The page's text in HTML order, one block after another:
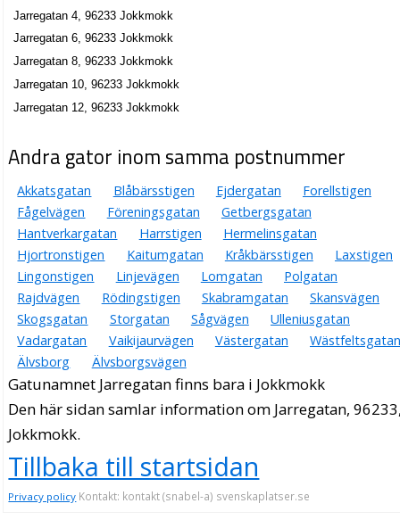
Jarregatan 4, 96233 Jokkmokk
Jarregatan 6, 96233 Jokkmokk
Jarregatan 8, 96233 Jokkmokk
Jarregatan 10, 96233 Jokkmokk
Jarregatan 12, 96233 Jokkmokk
Andra gator inom samma postnummer
Akkatsgatan Blåbärsstigen Ejdergatan
Forellstigen
Fågelvägen
Föreningsgatan
Getbergsgatan
Hantverkargatan
Harrstigen
Hermelinsgatan
Hjortronstigen
Kaitumgatan Kråkbärsstigen
Laxstigen
Lingonstigen
Linjevägen Lomgatan
Polgatan
Rajdvägen
Rödingstigen Skabramgatan
Skansvägen
Skogsgatan
Storgatan Sågvägen
Ulleniusgatan
Vadargatan
Vaikijaurvägen Västergatan
Wästfeltsgatan
Älvsborg
Älvsborgsvägen
Gatunamnet Jarregatan finns bara i Jokkmokk
Den här sidan samlar information om Jarregatan,
Jokkmokk.
Tillbaka till startsidan
Privacy policy Kontakt: kontakt (snabel-a) svenskaplatser.se